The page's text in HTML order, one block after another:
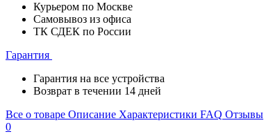
Курьером по Москве
Самовывоз из офиса
ТК СДЕК по России
Гарантия
Гарантия на все устройства
Возврат в течении 14 дней
Все о товаре Описание Характеристики FAQ Отзывы
0